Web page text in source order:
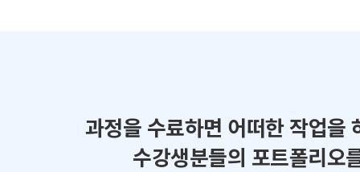
과정을 수료하면 어떠한 작업을
수강생분들의 포트폴리오